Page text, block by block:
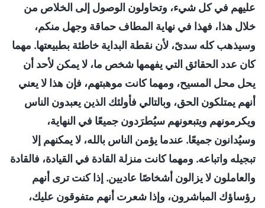
عليهم في كل شيء، وتحاولون الوصول إلى الخلاص من
خلال هذا، فهذا في نهاية المطاف حماقة وجهل منكم،
وسيذهب كله سدىً، لأن نقطة البداية خاطئة بطبيعتها. مهما
كان عدد الحقائق التي يفهمها شخص ما، لا يمكن لأحد أن
يحل محل المسيح، ومهما كانت موهبتهم، فإن هذا لا يعني
أنهم يمتلكون الحق، وبالتالي فأولئك الذين يعبدون الناس
ويكرمونهم ويتبعونهم سيُطرَدون جميعًا في النهاية،
وسيُدانون جميعًا. عندما يؤمن الناس بالله، لا يمكنهم إلا
تبجيله واتباعه. ومهما كانت منزلة القادة في القيادة، فالقادة
والعاملون لا يزالون أشخاصًا عاديين. إذا كنت ترى أنهم
رؤساؤك المباشرون، وإذا شعرت أنهم متفوقون عليك،